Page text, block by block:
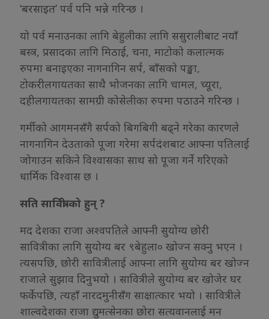
‘बरसाइत’ पर्व पनि भन्ने गरिन्छ ।
यो पर्व मनाउनका लागि बेहुलीका लागि ससुरालीबाट नयाँ
बस्त्र, प्रसादका लागि मिठाई, चना, माटोको कलात्मक
रुपमा बनाइएका नागनागिन सर्प, बाँसको पङ्खा,
टोकरीलगायतका साथै भोजनका लागि चामल, च्यूरा,
दहीलगायतका सामग्री कोसेलीका रुपमा पठाउने गरिन्छ ।
गर्मीको आगमनसँगै सर्पको बिगबिगी बढ्ने गरेका कारणले
नागनागिन देउताको पूजा गरेमा सर्पदंशबाट आफ्ना पतिलाई
जोगाउन सकिने विश्वासका साथ सो पूजा गर्ने गरिएको
धार्मिक विश्वास छ ।
सति सावित्री को हुन् ?
मद देशका राजा अश्वपतिले आफ्नी सुयोग्य छोरी
सावित्रीका लागि सुयोग्य बर ९बेहुला० खोज्न सक्नु भएन ।
त्यसपछि, छोरी सावित्रीलाई आफ्ना लागि सुयोग्य बर खोज्न
राजाले सुझाव दिनुभयो । सावित्रीले सुयोग्य बर खोजेर घर
फर्केपछि, त्यहाँ नारदमुनीसँग साक्षात्कार भयो । सावित्रीले
शाल्वदेशका राजा द्युमत्सेनका छोरा सत्यवानलाई मन